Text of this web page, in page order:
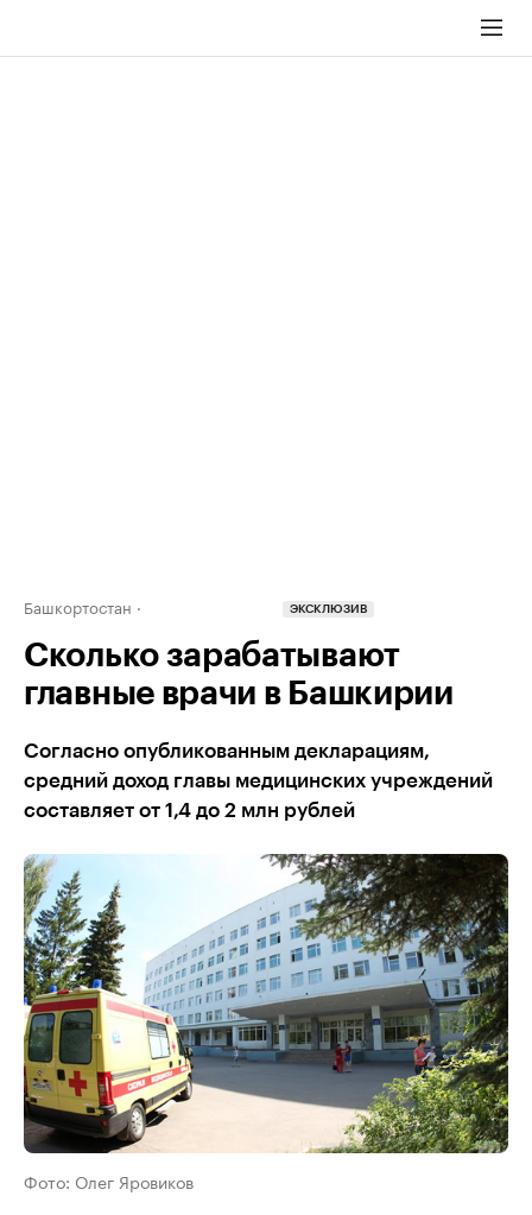
Башкортостан ЭКСКЛЮЗИВ
Сколько зарабатывают
главные врачи в Башкирии
Согласно опубликованным декларациям,
средний доход главы медицинских учреждений
составляет от 1,4 до 2 млн рублей
Фото: Олег Яровиков